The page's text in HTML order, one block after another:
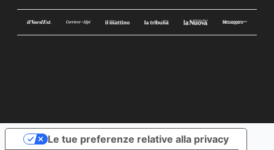
Le tue preferenze relative alla privacy